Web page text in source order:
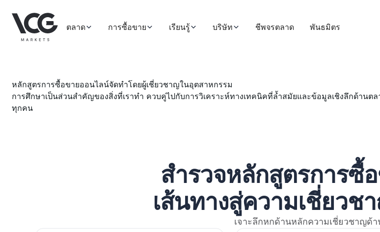
ตลาด การซื้อขาย เรียนรู้ บริษัท ชีพจรตลาด พันธมิตร
หลักสูตรการซื้อขายออนไลน์จัดทำโดยผู้เชี่ยวชาญในอุตสาหกรรม
การศึกษาเป็นส่วนสำคัญของสิ่งที่เราทำ ควบคู่ไปกับการวิเคราะห์ทางเทคนิคที่ล้ำสมัยและข้อมูลเชิงลึกด้าน
ทุกคน
สำรวจหลักสูตรการซื้
เส้นทางสู่ความเชี่ยวช
เจาะลึกหกด้านหลักความเชี่ยวชาญด้